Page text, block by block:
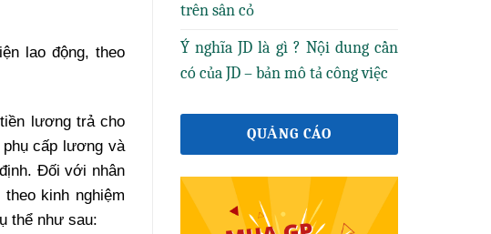
lao động, theo
lương trả cho
cấp lương và
Đối với nhân
kinh nghiệm
thể như sau:
trên sân cỏ
Ý nghĩa JD là gì ? Nội dung cần
có của JD – bản mô tả công việc
QUẢNG CÁO